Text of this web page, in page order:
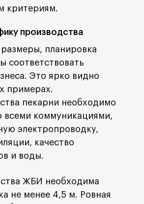
критериям.
производства
планировка
соответствовать
Это ярко видно
примерах.
пекарни необходимо
всеми коммуникациями,
электропроводку,
качество
и воды.
ЖБИ необходима
не менее 4,5 м. Ровная